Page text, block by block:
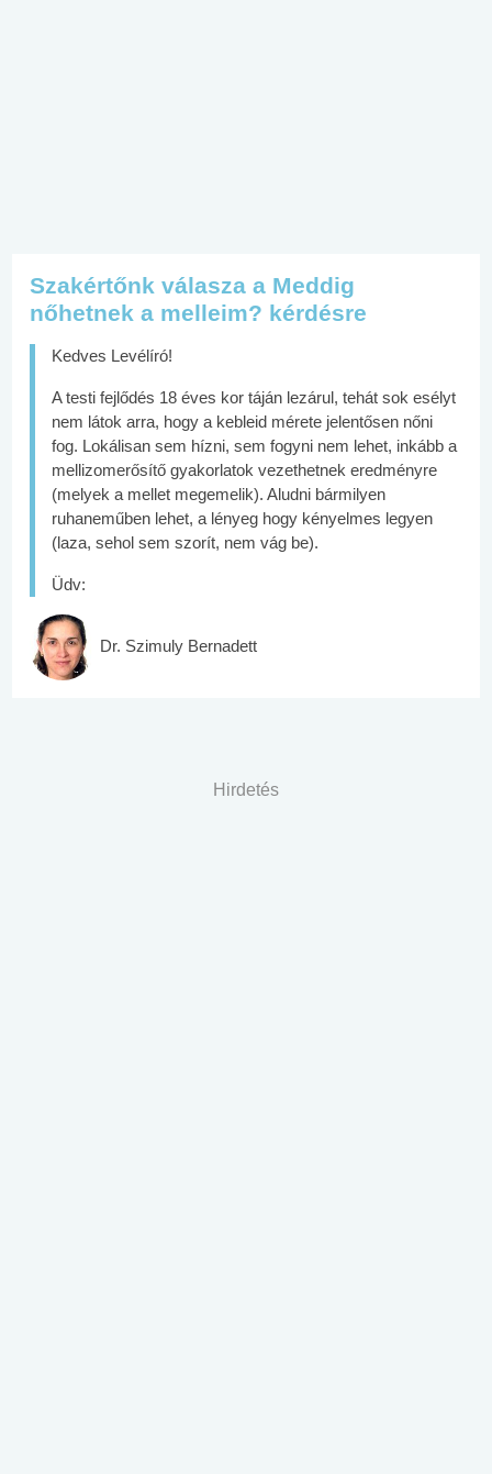
Szakértőnk válasza a Meddig
nőhetnek a melleim? kérdésre
Kedves Levélíró!
A testi fejlődés 18 éves kor táján lezárul, tehát sok esélyt
nem látok arra, hogy a kebleid mérete jelentősen nőni
fog. Lokálisan sem hízni, sem fogyni nem lehet, inkább a
mellizomerősítő gyakorlatok vezethetnek eredményre
(melyek a mellet megemelik). Aludni bármilyen
ruhaneműben lehet, a lényeg hogy kényelmes legyen
(laza, sehol sem szorít, nem vág be).
Üdv:
Dr. Szimuly Bernadett
Hirdetés